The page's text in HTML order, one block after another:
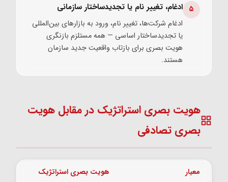
۵ ادغام، تغییر نام یا تجدیدساختار سازمانی
ادغام شرکت‌ها، تغییر نام، ورود به بازارهای بین‌المللی
یا تجدیدساختار اساسی — همه مستلزم بازنگری
هویت بصری برای بازتاب واقعیت جدید سازمان
هستند.
هویت بصری استراتژیک در مقابل هویت
بصری تصادفی
معیار هویت بصری استراتژیک